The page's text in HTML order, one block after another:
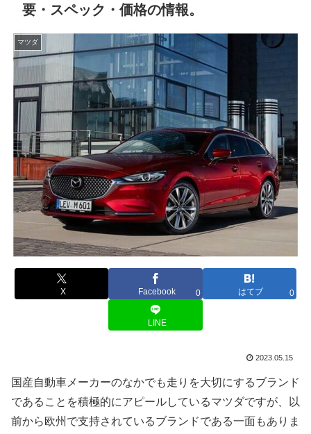
要・スペック・価格の情報。
マツダ
X Facebook 0 はてブ 0
LINE
2023.05.15
国産自動車メーカーのなかでも走りを大切にするブランド
であることを積極的にアピールしているマツダですが、以
前から欧州で支持されているブランドである一面もありま